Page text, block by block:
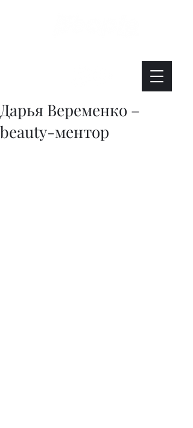
Дарья Веременко –
beauty-ментор